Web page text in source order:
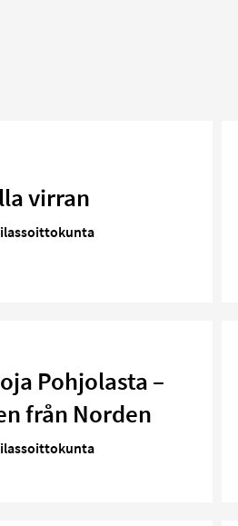
virran
Pohjolasta –
från Norden